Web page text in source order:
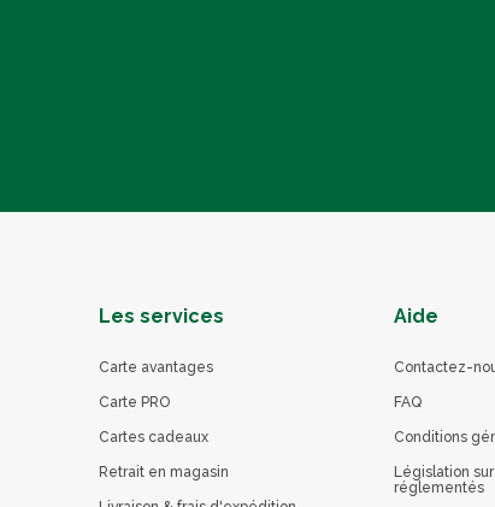
Les services
Carte avantages
Carte PRO
Cartes cadeaux
Retrait en magasin
Aide
Contactez-
FAQ
Conditions
Législation
réglementés